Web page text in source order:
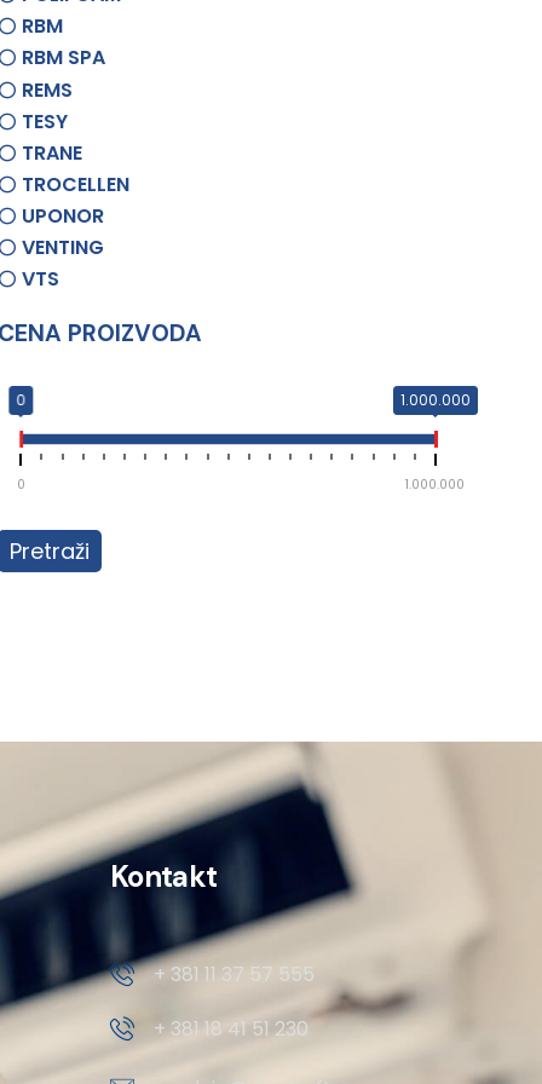
RBM
RBM SPA
REMS
TESY
TRANE
TROCELLEN
UPONOR
VENTING
VTS
PROIZVODA
0 1.000.000
0 1.000.000
Pretraži
Kontakt
+ 381 11 37 57 555
+ 381 18 41 51 230